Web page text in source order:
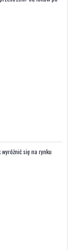
się na rynku